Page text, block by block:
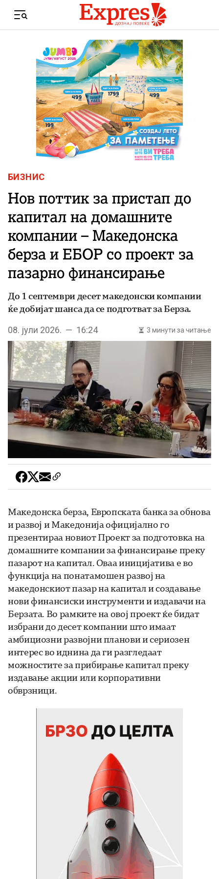
Menu
БИЗНИС
Нов поттик за пристап до
капитал на домашните
компании – Македонска
берза и ЕБОР со проект за
пазарно финансирање
До 1 септември десет македонски компании
ќе добијат шанса да се подготват за Берза.
08. јули 2026. — 16:24 3 минути за читање
Македонска берза, Европската банка за обнова
и развој и Македонија официјално го
презентираа новиот Проект за подготовка на
домашните компании за финансирање преку
пазарот на капитал. Оваа иницијатива е во
функција на понатамошен развој на
македонскиот пазар на капитал и создавање
нови финансиски инструменти и издавачи на
Берзата. Во рамките на овој проект ќе бидат
избрани до десет компании што имаат
амбициозни развојни планови и сериозен
интерес во иднина да ги разгледаат
можностите за прибирање капитал преку
издавање акции или корпоративни
обврзници.